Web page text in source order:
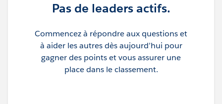
Pas de leaders actifs.
Commencez à répondre aux questions et
à aider les autres dès aujourd’hui pour
gagner des points et vous assurer une
place dans le classement.